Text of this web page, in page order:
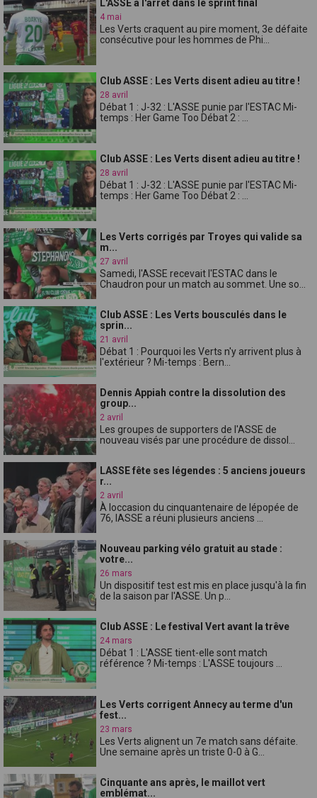
L'ASSE à l'arrêt dans le sprint final
4 mai
Les Verts craquent au pire moment, 3e défaite
consécutive pour les hommes de Phi...
Club ASSE : Les Verts disent adieu au titre !
28 avril
Débat 1 : J-32 : L'ASSE punie par l'ESTAC Mi-
temps : Her Game Too Débat 2 : ...
Club ASSE : Les Verts disent adieu au titre !
28 avril
Débat 1 : J-32 : L'ASSE punie par l'ESTAC Mi-
temps : Her Game Too Débat 2 : ...
Les Verts corrigés par Troyes qui valide sa
m...
27 avril
Samedi, l'ASSE recevait l'ESTAC dans le
Chaudron pour un match au sommet. Une so...
Club ASSE : Les Verts bousculés dans le
sprin...
21 avril
Débat 1 : Pourquoi les Verts n'y arrivent plus à
l'extérieur ? Mi-temps : Bern...
Dennis Appiah contre la dissolution des
group...
2 avril
Les groupes de supporters de l'ASSE de
nouveau visés par une procédure de dissol...
LASSE fête ses légendes : 5 anciens joueurs
r...
2 avril
À loccasion du cinquantenaire de lépopée de
76, lASSE a réuni plusieurs anciens ...
Nouveau parking vélo gratuit au stade :
votre...
26 mars
Un dispositif test est mis en place jusqu'à la fin
de la saison par l'ASSE. Un p...
Club ASSE : Le festival Vert avant la trêve
24 mars
Débat 1 : L'ASSE tient-elle sont match
référence ? Mi-temps : L'ASSE toujours ...
Les Verts corrigent Annecy au terme d'un
fest...
23 mars
Les Verts alignent un 7e match sans défaite.
Une semaine après un triste 0-0 à G...
Cinquante ans après, le maillot vert
emblémat...